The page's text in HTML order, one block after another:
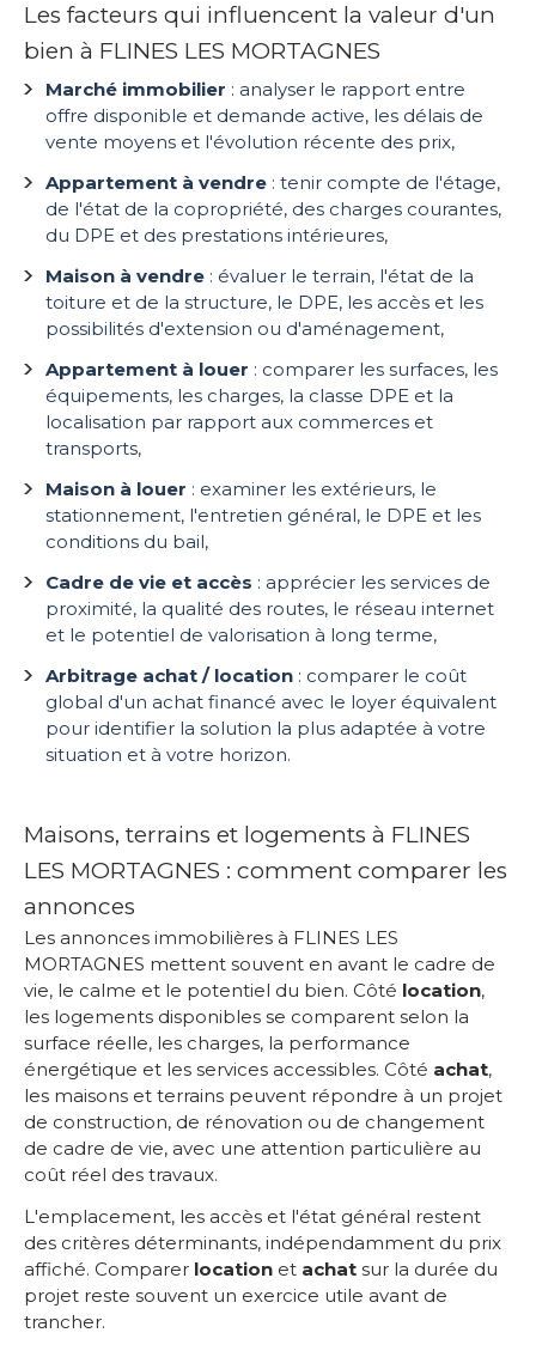
Les facteurs qui influencent la valeur d'un
bien à FLINES LES MORTAGNES
Marché immobilier : analyser le rapport entre
offre disponible et demande active, les délais de
vente moyens et l'évolution récente des prix,
Appartement à vendre : tenir compte de l'étage,
de l'état de la copropriété, des charges courantes,
du DPE et des prestations intérieures,
Maison à vendre : évaluer le terrain, l'état de la
toiture et de la structure, le DPE, les accès et les
possibilités d'extension ou d'aménagement,
Appartement à louer : comparer les surfaces, les
équipements, les charges, la classe DPE et la
localisation par rapport aux commerces et
transports,
Maison à louer : examiner les extérieurs, le
stationnement, l'entretien général, le DPE et les
conditions du bail,
Cadre de vie et accès : apprécier les services de
proximité, la qualité des routes, le réseau internet
et le potentiel de valorisation à long terme,
Arbitrage achat / location : comparer le coût
global d'un achat financé avec le loyer équivalent
pour identifier la solution la plus adaptée à votre
situation et à votre horizon.
Maisons, terrains et logements à FLINES
LES MORTAGNES : comment comparer les
annonces
Les annonces immobilières à FLINES LES
MORTAGNES mettent souvent en avant le cadre de
vie, le calme et le potentiel du bien. Côté location,
les logements disponibles se comparent selon la
surface réelle, les charges, la performance
énergétique et les services accessibles. Côté achat,
les maisons et terrains peuvent répondre à un projet
de construction, de rénovation ou de changement
de cadre de vie, avec une attention particulière au
coût réel des travaux.
L'emplacement, les accès et l'état général restent
des critères déterminants, indépendamment du prix
affiché. Comparer location et achat sur la durée du
projet reste souvent un exercice utile avant de
trancher.